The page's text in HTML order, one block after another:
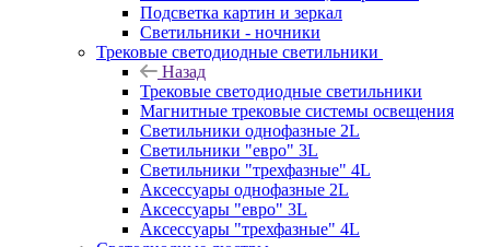
Подсветка картин и зеркал
Светильники - ночники
Трековые светодиодные светильники
Назад
Трековые светодиодные светильники
Магнитные трековые системы освещения
Светильники однофазные 2L
Светильники "евро" 3L
Светильники "трехфазные" 4L
Аксессуары однофазные 2L
Аксессуары "евро" 3L
Аксессуары "трехфазные" 4L